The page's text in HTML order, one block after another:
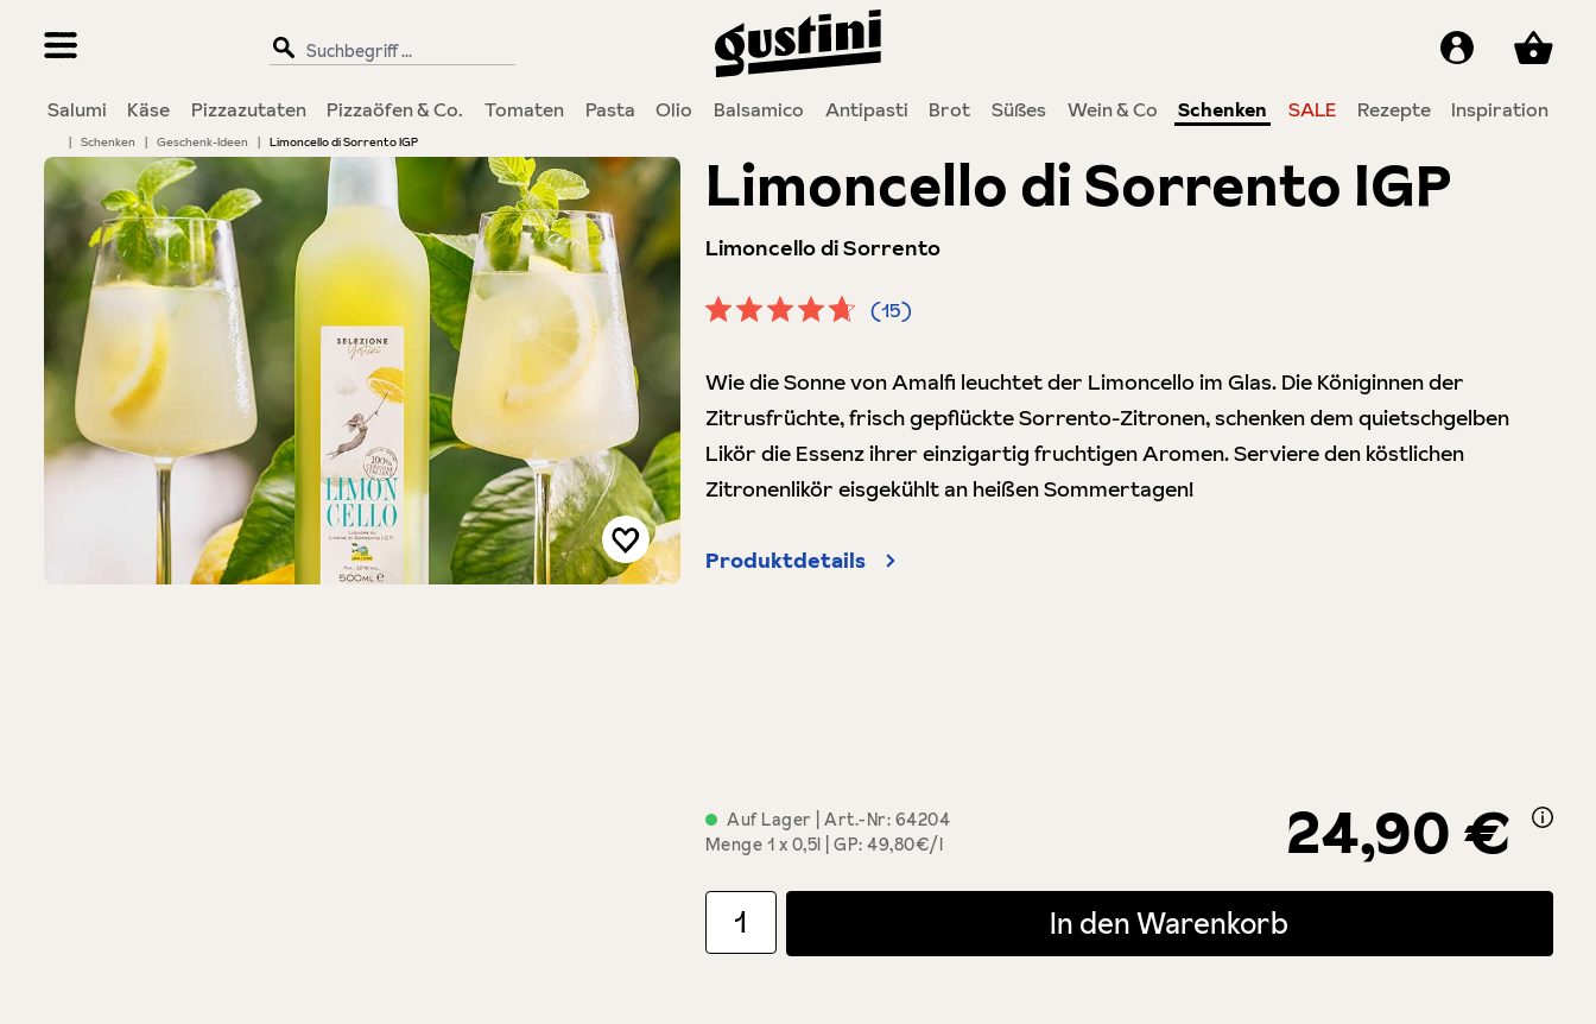
Salumi Käse Pizzazutaten Pizzaöfen & Co. Tomaten Pasta Olio Balsamico Antipasti Brot Süßes Wein & Co Schenken SALE Rezepte Inspiration
| Schenken | Geschenk-Ideen | Limoncello di Sorrento IGP
Bildergalerie überspringen
Auf Lager | Art.-Nr: 64204
Menge 1 x 0,5l GP: 49,80€/l 24,90 €
Limoncello di Sorrento IGP
Limoncello di Sorrento
(15)
Wie die Sonne von Amalfi leuchtet der Limoncello im Glas. Die Königinnen der
Zitrusfrüchte, frisch gepflückte Sorrento-Zitronen, schenken dem quietschgelben
Likör die Essenz ihrer einzigartig fruchtigen Aromen. Serviere den köstlichen
Zitronenlikör eisgekühlt an heißen Sommertagen!
Produktdetails
Produkt Anzahl: Gib den gewünschten Wert ein oder benutze die Schaltflächen um die Anzahl zu erhöhen oder zu
In den Warenkorb